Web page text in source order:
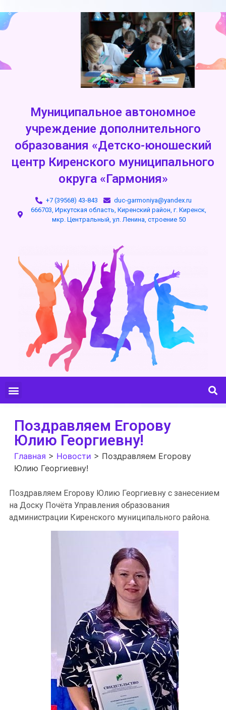
Муниципальное автономное
учреждение дополнительного
образования «Детско-юношеский
центр Киренского муниципального
округа «Гармония»
+7 (39568) 43-843
duc-garmoniya@yandex.ru
666703, Иркутская область, Киренский район, г. Киренск,
мкр. Центральный, ул. Ленина, строение 50
Поздравляем Егорову
Юлию Георгиевну!
Главная > Новости > Поздравляем Егорову
Юлию Георгиевну!
Поздравляем Егорову Юлию Георгиевну с занесением
на Доску Почёта Управления образования
администрации Киренского муниципального района.